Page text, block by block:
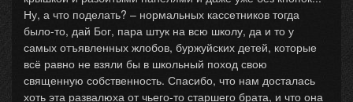
Ну, а что поделать? – нормальных кассетников тогда
было-то, дай Бог, пара штук на всю школу, да и то у
самых отъявленных жлобов, буржуйских детей, которые
всё равно не взяли бы в школьный поход свою
священную собственность. Спасибо, что нам досталась
хоть эта развалюха от чьего-то старшего брата, и что она